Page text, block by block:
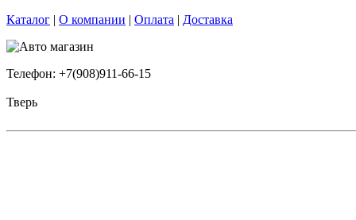
Каталог | О компании | Оплата | Доставка
Телефон: +7(908)911-66-15
Тверь